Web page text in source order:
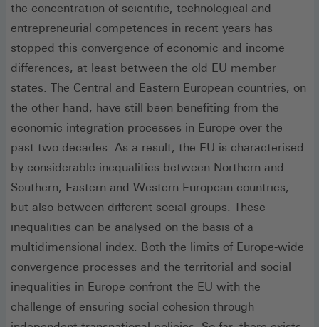
the concentration of scientific, technological and
entrepreneurial competences in recent years has
stopped this convergence of economic and income
differences, at least between the old EU member
states. The Central and Eastern European countries, on
the other hand, have still been benefiting from the
economic integration processes in Europe over the
past two decades. As a result, the EU is characterised
by considerable inequalities between Northern and
Southern, Eastern and Western European countries,
but also between different social groups. These
inequalities can be analysed on the basis of a
multidimensional index. Both the limits of Europe-wide
convergence processes and the territorial and social
inequalities in Europe confront the EU with the
challenge of ensuring social cohesion through